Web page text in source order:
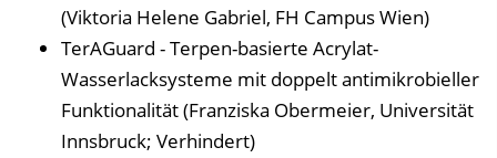
(Viktoria Helene Gabriel, FH Campus Wien)
TerAGuard - Terpen-basierte Acrylat-
Wasserlacksysteme mit doppelt antimikrobieller
Funktionalität (Franziska Obermeier, Universität
Innsbruck; Verhindert)